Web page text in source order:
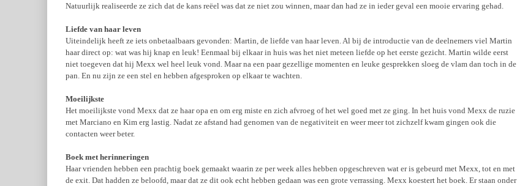
Natuurlijk realiseerde ze zich dat de kans reëel was dat ze niet zou winnen, maar dan had ze in ieder geval een mooie ervaring gehad.
Liefde van haar leven
Uiteindelijk heeft ze iets onbetaalbaars gevonden: Martin, de liefde van haar leven. Al bij de introductie van de deelnemers viel Martin
haar direct op: wat was hij knap en leuk! Eenmaal bij elkaar in huis was het niet meteen liefde op het eerste gezicht. Martin wilde eerst
niet toegeven dat hij Mexx wel heel leuk vond. Maar na een paar gezellige momenten en leuke gesprekken sloeg de vlam dan toch in de
pan. En nu zijn ze een stel en hebben afgesproken op elkaar te wachten.
Moeilijkste
Het moeilijkste vond Mexx dat ze haar opa en om erg miste en zich afvroeg of het wel goed met ze ging. In het huis vond Mexx de ruzie
met Marciano en Kim erg lastig. Nadat ze afstand had genomen van de negativiteit en weer meer tot zichzelf kwam gingen ook die
contacten weer beter.
Boek met herinneringen
Haar vrienden hebben een prachtig boek gemaakt waarin ze per week alles hebben opgeschreven wat er is gebeurd met Mexx, tot en met
de exit. Dat hadden ze beloofd, maar dat ze dit ook echt hebben gedaan was een grote verrassing. Mexx koestert het boek. Er staan onder